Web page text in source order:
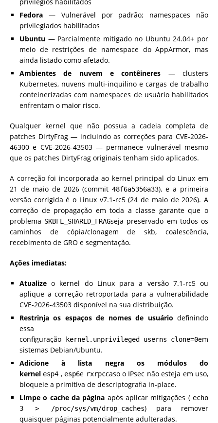
Fedora — Vulnerável por padrão; namespaces não
privilegiados habilitados
Ubuntu — Parcialmente mitigado no Ubuntu 24.04+ por
meio de restrições de namespace do AppArmor, mas
ainda listado como afetado.
Ambientes de nuvem e contêineres — clusters
Kubernetes, nuvens multi-inquilino e cargas de trabalho
conteinerizadas com namespaces de usuário habilitados
enfrentam o maior risco.
Qualquer kernel que não possua a cadeia completa de
patches DirtyFrag — incluindo as correções para CVE-2026-
46300 e CVE-2026-43503 — permanece vulnerável mesmo
que os patches DirtyFrag originais tenham sido aplicados.
A correção foi incorporada ao kernel principal do Linux em
21 de maio de 2026 (commit48f6a5356a33), e a primeira
versão corrigida é o Linux v7.1-rc5 (24 de maio de 2026). A
correção de propagação em toda a classe garante que o
problema SKBFL_SHARED_FRAGseja preservado em todos os
caminhos de cópia/clonagem de skb, coalescência,
recebimento de GRO e segmentação.
Ações imediatas:
Atualize o kernel do Linux para a versão 7.1-rc5 ou
aplique a correção retroportada para a vulnerabilidade
CVE-2026-43503 disponível na sua distribuição.
Restrinja os espaços de nomes de usuário definindo
essa
configuração
kernel.unprivileged_userns_clone=0em
sistemas Debian/Ubuntu.
Adicione à lista negra os módulos do
kernel esp4 , esp6e rxrpccaso o IPsec não esteja em uso,
bloqueie a primitiva de descriptografia in-place.
Limpe o cache da página após aplicar mitigações ( echo
3 > /proc/sys/vm/drop_caches) para remover
quaisquer páginas potencialmente adulteradas.